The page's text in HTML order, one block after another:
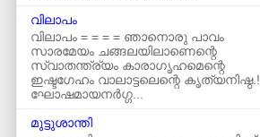
വിലാപം
വിലാപം = = = = ഞാനൊരു പാവം
സാരമേയം ചങ്ങലയിലാണെന്റെ
സ്വാതന്ത്ര്യം കാരാഗൃഹമെന്റെ
ഇഷ്ടഗേഹം വാലാട്ടലെന്റെ കൃത്യനിഷ്ഠ.!
ഘോഷമായനർഗ്ഗ...
മുട്ടുശാന്തി